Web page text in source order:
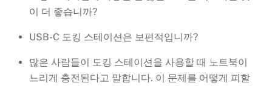
이 더 좋습니까?
USB-C 도킹 스테이션은 보편적입니까?
많은 사람들이 도킹 스테이션을 사용할 때 노트북이
느리게 충전된다고 말합니다. 이 문제를 어떻게 피할